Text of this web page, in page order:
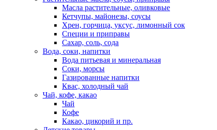
Масла растительные, оливковые
Кетчупы, майонезы, соусы
Хрен, горчица, уксус, лимонный сок
Специи и приправы
Сахар, соль, сода
Вода, соки, напитки
Вода питьевая и минеральная
Соки, морсы
Газированные напитки
Квас, холодный чай
Чай, кофе, какао
Чай
Кофе
Какао, цикорий и пр.